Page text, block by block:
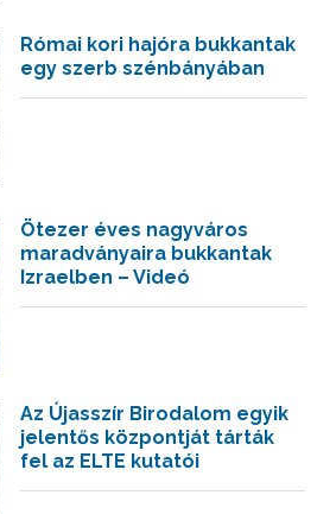
Római kori hajóra bukkantak
egy szerb szénbányában
Ötezer éves nagyváros
maradványaira bukkantak
Izraelben – Videó
Az Újasszír Birodalom egyik
jelentős központját tárták
fel az ELTE kutatói